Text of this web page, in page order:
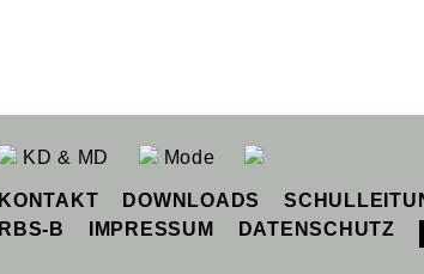
KD & MD Mode
KONTAKT DOWNLOADS
RBS-B
IMPRESSUM DATENSCHUTZ